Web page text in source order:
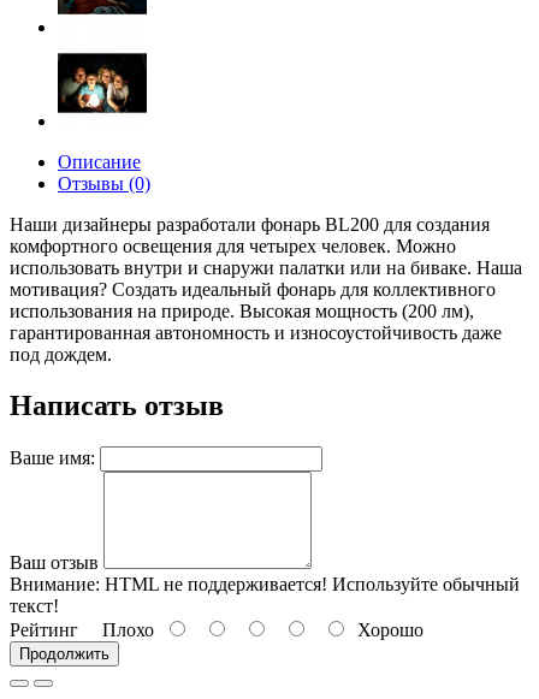
Описание
Отзывы (0)
Наши дизайнеры разработали фонарь BL200 для создания
комфортного освещения для четырех человек. Можно
использовать внутри и снаружи палатки или на биваке. Наша
мотивация? Создать идеальный фонарь для коллективного
использования на природе. Высокая мощность (200 лм),
гарантированная автономность и износоустойчивость даже
под дождем.
Написать отзыв
Ваше имя:
Ваш отзыв
Внимание: HTML не поддерживается! Используйте обычный
текст!
Рейтинг Плохо Хорошо
Продолжить